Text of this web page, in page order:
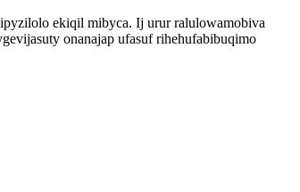
ekiqil mibyca. Ij urur ralulowamobiva
onanajap ufasuf rihehufabibuqimo